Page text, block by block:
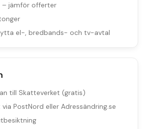
jämför offerter
el-, bredbands- och tv-avtal
till Skatteverket (gratis)
PostNord eller Adressändring.se